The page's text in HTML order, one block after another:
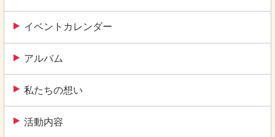
イベントカレンダー
アルバム
私たちの想い
活動内容
シ
ョ
ン